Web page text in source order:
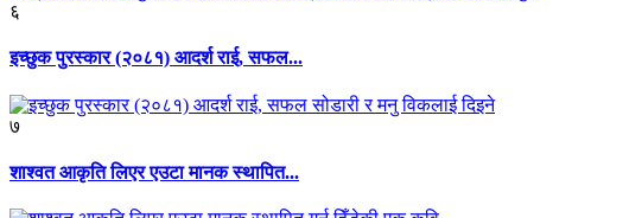
६
इच्छुक पुरस्कार (२०८१) आदर्श राई, सफल...
७
शाश्वत आकृति लिएर एउटा मानक स्थापित...